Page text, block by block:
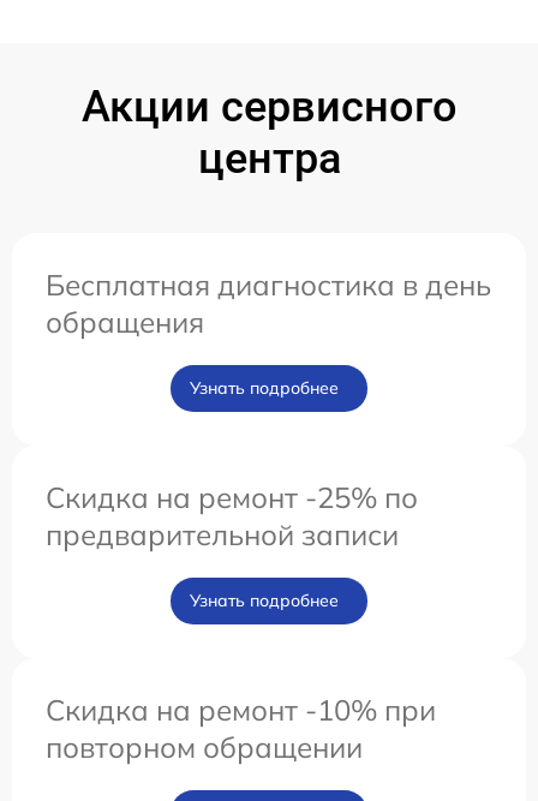
Акции сервисного
центра
Бесплатная диагностика в день
обращения
Узнать подробнее
Скидка на ремонт -25% по
предварительной записи
Узнать подробнее
Скидка на ремонт -10% при
повторном обращении